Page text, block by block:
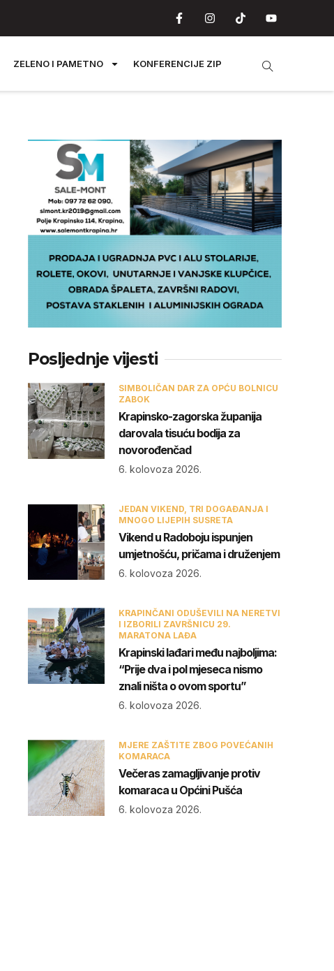
ZELENO I PAMETNO KONFERENCIJE ZIP
Posljednje vijesti
SIMBOLIČAN DAR ZA OPĆU BOLNICU
ZABOK
Krapinsko-zagorska županija
darovala tisuću bodija za
novorođenčad
6. kolovoza 2026.
JEDAN VIKEND, TRI DOGAĐANJA I
MNOGO LIJEPIH SUSRETA
Vikend u Radoboju ispunjen
umjetnošću, pričama i druženjem
6. kolovoza 2026.
KRAPINČANI ODUŠEVILI NA NERETVI
I IZBORILI ZAVRŠNICU 29.
MARATONA LAĐA
Krapinski lađari među najboljima:
“Prije dva i pol mjeseca nismo
znali ništa o ovom sportu”
6. kolovoza 2026.
MJERE ZAŠTITE ZBOG POVEĆANIH
KOMARACA
Večeras zamagljivanje protiv
komaraca u Općini Pušća
6. kolovoza 2026.